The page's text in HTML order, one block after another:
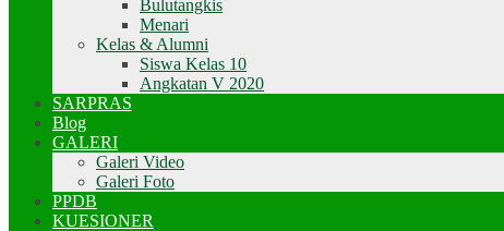
Bulutangkis
Menari
Kelas & Alumni
Siswa Kelas 10
Angkatan V 2020
SARPRAS
Blog
GALERI
Galeri Video
Galeri Foto
PPDB
KUESIONER